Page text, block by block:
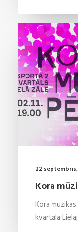
22
Kora
Kora
kvartāla